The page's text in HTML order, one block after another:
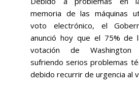
memoria de las máquinas
voto electrónico, el
anunció hoy que el 75% de
votación de Washington
sufriendo serios problemas
debido recurrir de urgencia al